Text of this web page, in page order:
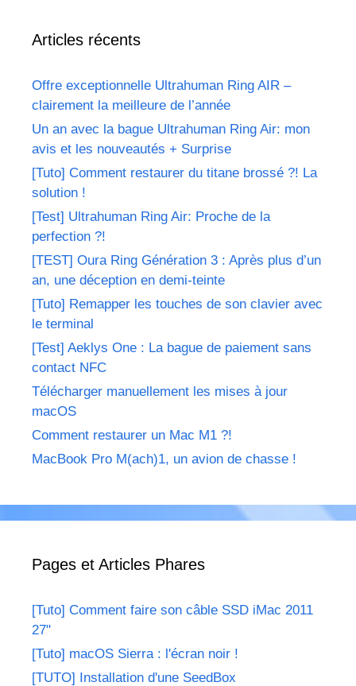
Articles récents
Offre exceptionnelle Ultrahuman Ring AIR –
clairement la meilleure de l’année
Un an avec la bague Ultrahuman Ring Air: mon
avis et les nouveautés + Surprise
[Tuto] Comment restaurer du titane brossé ?! La
solution !
[Test] Ultrahuman Ring Air: Proche de la
perfection ?!
[TEST] Oura Ring Génération 3 : Après plus d’un
an, une déception en demi-teinte
[Tuto] Remapper les touches de son clavier avec
le terminal
[Test] Aeklys One : La bague de paiement sans
contact NFC
Télécharger manuellement les mises à jour
macOS
Comment restaurer un Mac M1 ?!
MacBook Pro M(ach)1, un avion de chasse !
Pages et Articles Phares
[Tuto] Comment faire son câble SSD iMac 2011
27"
[Tuto] macOS Sierra : l'écran noir !
[TUTO] Installation d'une SeedBox